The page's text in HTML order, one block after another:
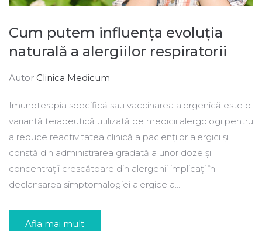
Cum putem influența evoluția
naturală a alergiilor respiratorii
Autor Clinica Medicum
Imunoterapia specifică sau vaccinarea alergenică este o
variantă terapeutică utilizată de medicii alergologi pentru
a reduce reactivitatea clinică a pacienţilor alergici şi
constă din administrarea gradată a unor doze şi
concentraţii crescătoare din alergenii implicaţi în
declanşarea simptomalogiei alergice a...
Afla mai mult